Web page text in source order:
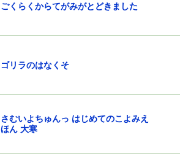
ごくらくからてがみがとどきました
ゴリラのはなくそ
さむいよちゅんっ はじめてのこよみえ
ほん 大寒